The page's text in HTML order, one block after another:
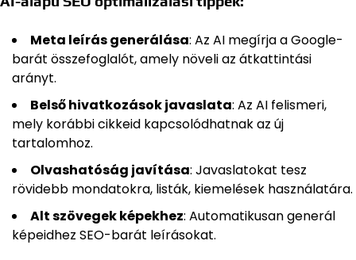
Meta leírás generálása: Az AI megírja a Google-
barát összefoglalót, amely növeli az átkattintási
arányt.
Belső hivatkozások javaslata: Az AI felismeri,
mely korábbi cikkeid kapcsolódhatnak az új
tartalomhoz.
Olvashatóság javítása: Javaslatokat tesz
rövidebb mondatokra, listák, kiemelések használatára.
Alt szövegek képekhez: Automatikusan generál
képeidhez SEO-barát leírásokat.